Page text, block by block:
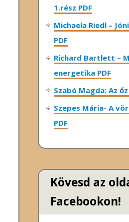
1.rész PDF
Michaela Riedl –
PDF
Richard Bartlett –
energetika PDF
Szabó Magda: Az őz
Szepes Mária- A
PDF
Kövesd az
Facebookon!